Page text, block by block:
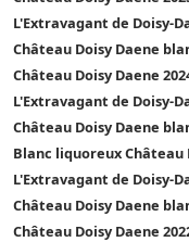
L'Extravagant de Doisy-
Château Doisy Daene
Château Doisy Daene
L'Extravagant de Doisy-
Château Doisy Daene
Blanc liquoreux Château
L'Extravagant de Doisy-
Château Doisy Daene
Château Doisy Daene